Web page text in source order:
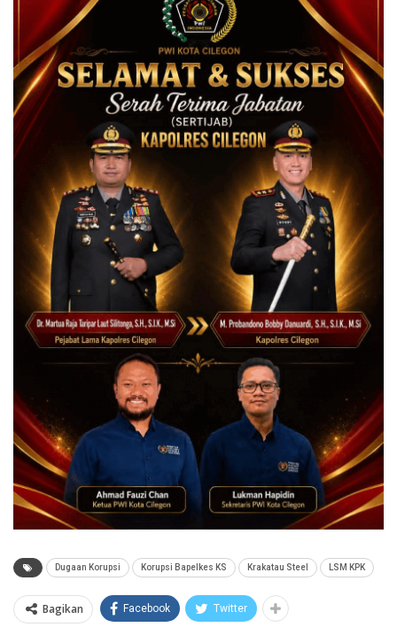
Dugaan Korupsi Korupsi Bapelkes KS Krakatau Steel LSM KPK
Bagikan Facebook Twitter